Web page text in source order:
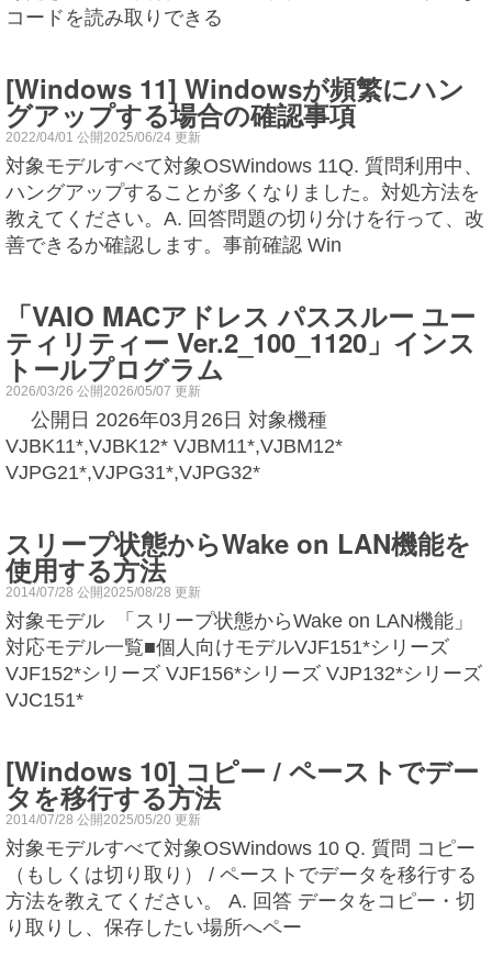
コードを読み取りできる
[Windows 11] Windowsが頻繁にハン
グアップする場合の確認事項
2022/04/01 公開2025/06/24 更新
対象モデルすべて対象OSWindows 11Q. 質問利用中、
ハングアップすることが多くなりました。対処方法を
教えてください。A. 回答問題の切り分けを行って、改
善できるか確認します。事前確認 Win
「VAIO MACアドレス パススルー ユー
ティリティー Ver.2_100_1120」インス
トールプログラム
2026/03/26 公開2026/05/07 更新
公開日 2026年03月26日 対象機種
VJBK11*,VJBK12* VJBM11*,VJBM12*
VJPG21*,VJPG31*,VJPG32*
スリープ状態からWake on LAN機能を
使用する方法
2014/07/28 公開2025/08/28 更新
対象モデル 「スリープ状態からWake on LAN機能」
対応モデル一覧■個人向けモデルVJF151*シリーズ
VJF152*シリーズ VJF156*シリーズ VJP132*シリーズ
VJC151*
[Windows 10] コピー / ペーストでデー
タを移行する方法
2014/07/28 公開2025/05/20 更新
対象モデルすべて対象OSWindows 10 Q. 質問 コピー
（もしくは切り取り） / ペーストでデータを移行する
方法を教えてください。 A. 回答 データをコピー・切
り取りし、保存したい場所へペー